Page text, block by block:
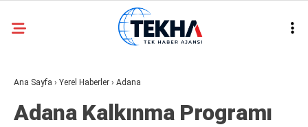
25.7
ASAYIŞ
Ana Sayfa › Yerel Haberler › Adana
Adana Kalkınma Programı